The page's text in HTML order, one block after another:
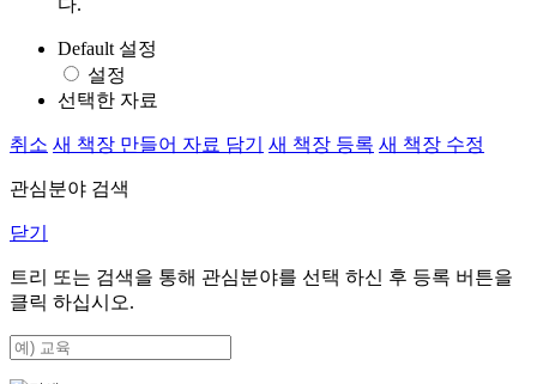
다.
Default 설정
설정
선택한 자료
취소 새 책장 만들어 자료 담기 새 책장 등록 새 책장 수정
관심분야 검색
닫기
트리 또는 검색을 통해 관심분야를 선택 하신 후 등록 버튼을
클릭 하십시오.